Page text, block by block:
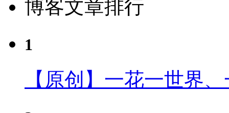
博客文章排行
1
【原创】一花一世界